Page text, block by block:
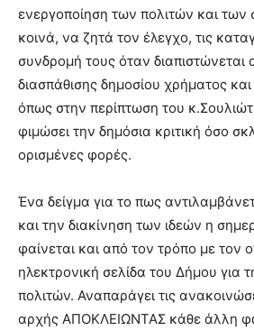
ενεργοποίηση των πολιτών και των
κοινά, να ζητά τον έλεγχο, τις
συνδρομή τους όταν διαπιστώνεται
διασπάθισης δημοσίου χρήματος και
όπως στην περίπτωση του
φιμώσει την δημόσια κριτική όσο
ορισμένες φορές.
Ένα δείγμα για το πως
και την διακίνηση των ιδεών η
φαίνεται και από τον τρόπο με τον
ηλεκτρονική σελίδα του Δήμου για
πολιτών. Αναπαράγει τις
αρχής ΑΠΟΚΛΕΙΩΝΤΑΣ κάθε άλλη